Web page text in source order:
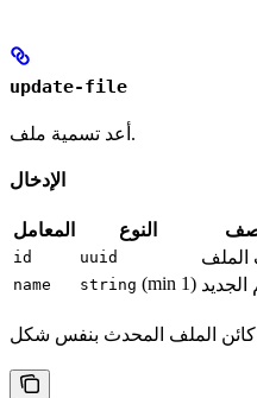
update-file
أعد تسمية ملف.
الإدخال
المعامل النوع
id uuid
name string (min 1) الجديد